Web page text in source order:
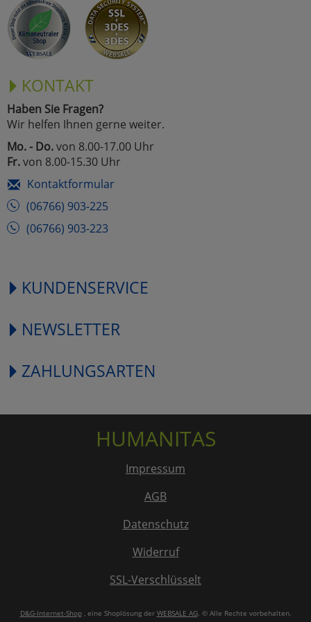
KONTAKT
Haben Sie Fragen?
Wir helfen Ihnen gerne weiter.
Mo. - Do.von 8.00-17.00 Uhr
Fr.von 8.00-15.30 Uhr
Kontaktformular
(06766) 903-225
(06766) 903-223
KUNDENSERVICE
NEWSLETTER
ZAHLUNGSARTEN
HUMANITAS
Impressum
AGB
Datenschutz
Widerruf
SSL-Verschlüsselt
D&G-Internet-Shop, eine Shoplösung der WEBSALE AG. © Alle Rechte vorbehalten.
Marketing
Alle Akzeptieren
Cookies
Einstellungen speichern